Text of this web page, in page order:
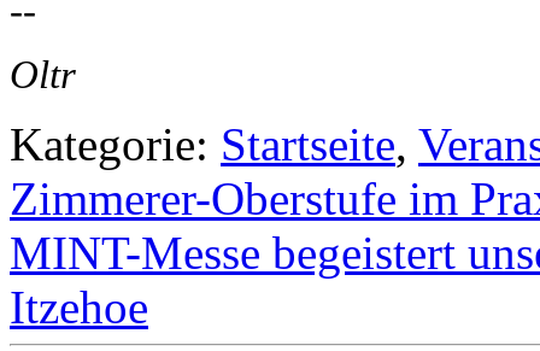
--
Oltr
Kategorie: Startseite,
Zimmerer-Oberstufe im
MINT-Messe begeistert
Itzehoe